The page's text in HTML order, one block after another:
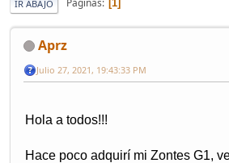
IR ABAJO Páginas 1
Aprz
Julio 27, 2021, 19:43:33 PM
Hola a todos!!!
Hace poco adquirí mi Zontes G1,